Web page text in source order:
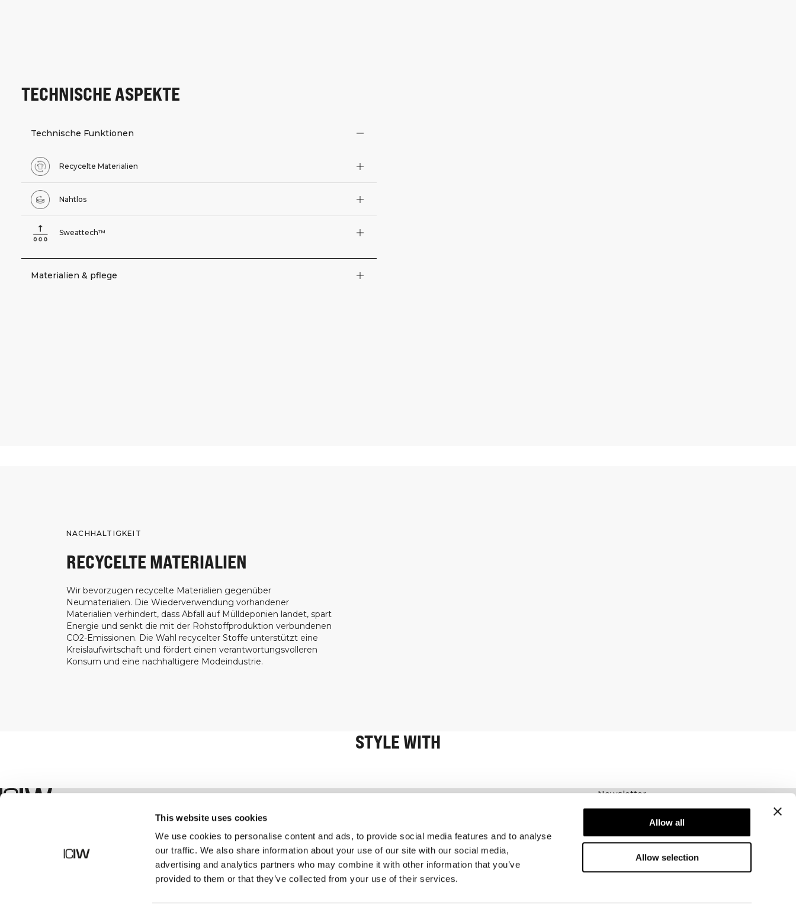
This website uses cookies
We use cookies to personalise content and ads, to provide social media features and to analyse
our traffic. We also share information about your use of our site with our social media,
advertising and analytics partners who may combine it with other information that you’ve
provided to them or that they’ve collected from your use of their services.
Allow all
Allow selection
TECHNISCHE ASPEKTE
Technische Funktionen
Recycelte Materialien
Nahtlos
Sweattech™
Materialien & pflege
NACHHALTIGKEIT
RECYCELTE MATERIALIEN
Wir bevorzugen recycelte Materialien gegenüber
Neumaterialien. Die Wiederverwendung vorhandener
Materialien verhindert, dass Abfall auf Mülldeponien landet, spart
Energie und senkt die mit der Rohstoffproduktion verbundenen
CO2-Emissionen. Die Wahl recycelter Stoffe unterstützt eine
Kreislaufwirtschaft und fördert einen verantwortungsvolleren
Konsum und eine nachhaltigere Modeindustrie.
STYLE WITH
Newsletter
Abonnieren Sie unseren Newsletter! Erhalten
Sie exklusive Angebote, unsere neuesten
Nachrichten und vieles mehr.